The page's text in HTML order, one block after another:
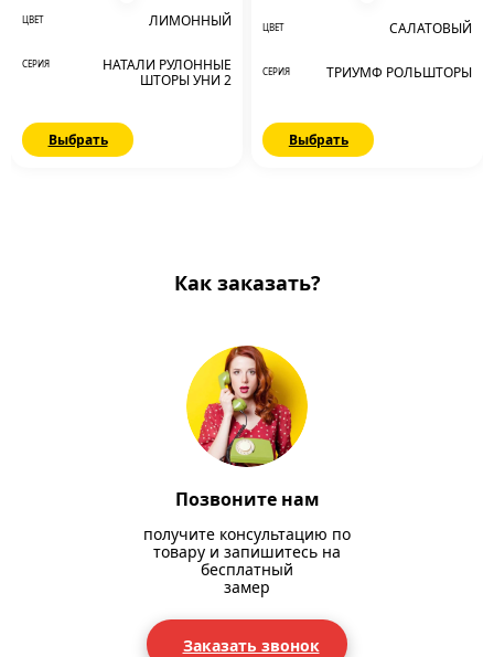
ЦВЕТ ЛИМОННЫЙ
СЕРИЯ
НАТАЛИ РУЛОННЫЕ
ШТОРЫ УНИ 2
Выбрать
ЦВЕТ САЛАТОВЫЙ
СЕРИЯ ТРИУМФ РОЛЬШТОРЫ
Выбрать
Как заказать?
Позвоните нам
получите консультацию по
товару и запишитесь на
бесплатный
замер
Заказать звонок